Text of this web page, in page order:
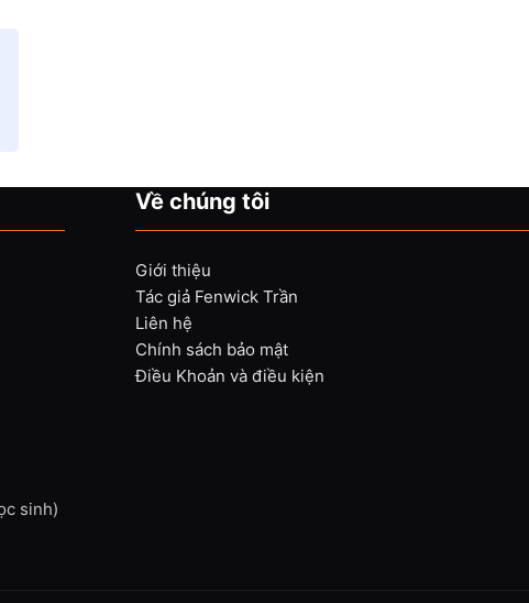
sinh)
Về chúng tôi
Giới thiệu
Tác giả Fenwick Trần
Liên hệ
Chính sách bảo mật
Điều Khoản và điều kiện